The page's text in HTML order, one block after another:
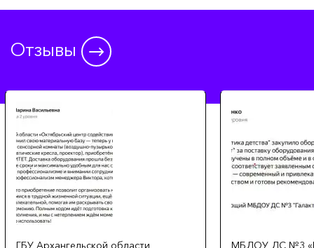
Отзывы
ГБУ Архангельской области МБДОУ ДС №3